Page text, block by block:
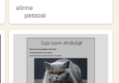
alinne
pessoal